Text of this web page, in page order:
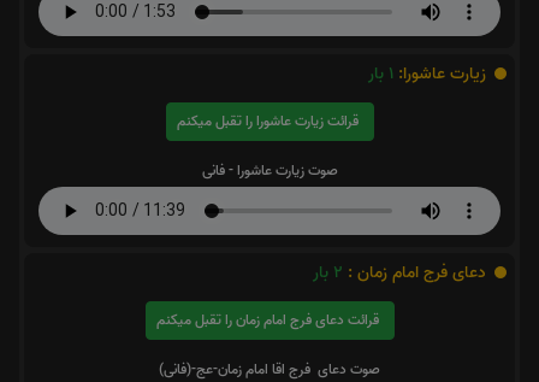
زیارت عاشورا: 1 بار
قرائت زیارت عاشورا را تقبل میکنم
صوت زیارت عاشورا - فانی
دعای فرج امام زمان : 2 بار
قرائت دعای فرج امام زمان را تقبل میکنم
صوت دعای فرج اقا امام زمان-عج-(فانی)